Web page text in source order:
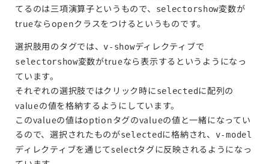
てるのは三項演算子というもので、
selectorshow変数が
trueならopenクラスをつけるというものです。
選択肢用のタグでは、v-showディレクティブで
selectorshow変数がtrueなら表示するというようになっ
ています。
それぞれの選択肢ではクリック時にselectedに配列の
valueの値を格納するようにしています。
このvalueの値はoptionタグのvalueの値と一緒になってい
るので、選択されたものがselectedに格納され、 v-model
ディレクティブを通じてselectタグに反映されるようになっ